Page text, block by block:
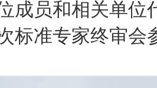
成员和相关单位
标准专家终审会